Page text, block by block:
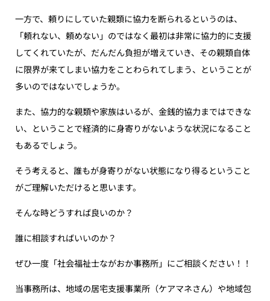
一方で、頼りにしていた親類に協力を断られるというのは、
「頼れない、頼めない」のではなく最初は非常に協力的に支援
してくれていたが、だんだん負担が増えていき、その親類自体
に限界が来てしまい協力をことわられてしまう、ということが
多いのではないでしょうか。
また、協力的な親類や家族はいるが、金銭的協力まではできな
い、ということで経済的に身寄りがないような状況になること
もあるでしょう。
そう考えると、誰もが身寄りがない状態になり得るということ
がご理解いただけると思います。
そんな時どうすれば良いのか？
誰に相談すればいいのか？
ぜひ一度「社会福祉士ながおか事務所」にご相談ください！！
当事務所は、地域の居宅支援事業所（ケアマネさん）や地域包